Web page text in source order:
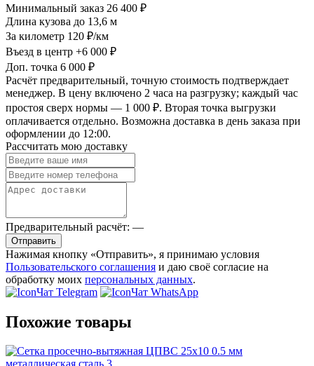
Минимальный заказ 26 400 ₽
Длина кузова до 13,6 м
За километр 120 ₽/км
Въезд в центр +6 000 ₽
Доп. точка 6 000 ₽
Расчёт предварительный, точную стоимость подтверждает
менеджер. В цену включено 2 часа на разгрузку; каждый час
простоя сверх нормы — 1 000 ₽. Вторая точка выгрузки
оплачивается отдельно. Возможна доставка в день заказа при
оформлении до 12:00.
Рассчитать мою доставку
Предварительный расчёт: —
Отправить
Нажимая кнопку «Отправить», я принимаю условия
Пользовательского соглашения и даю своё согласие на
обработку моих персональных данных.
Чат Telegram
Чат WhatsApp
Похожие товары